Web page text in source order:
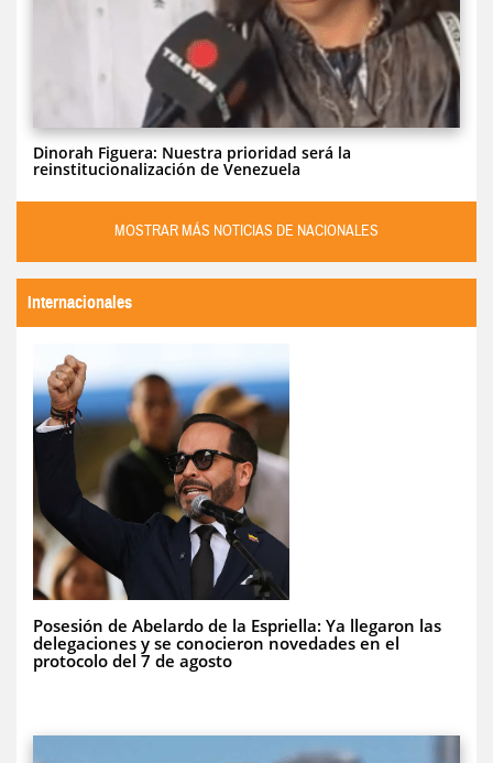
Dinorah Figuera: Nuestra prioridad será la
reinstitucionalización de Venezuela
MOSTRAR MÁS NOTICIAS DE NACIONALES
Internacionales
Posesión de Abelardo de la Espriella: Ya llegaron las
delegaciones y se conocieron novedades en el
protocolo del 7 de agosto